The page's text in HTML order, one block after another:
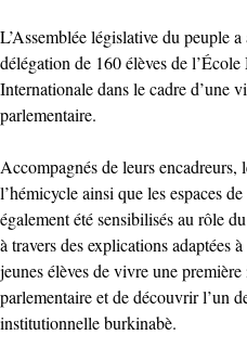
L’Assemblée législative du peuple
délégation de 160 élèves de
Internationale dans le cadre d’une
parlementaire.
Accompagnés de leurs
l’hémicycle ainsi que les espaces
également été sensibilisés au rôle
à travers des explications adaptées
jeunes élèves de vivre une
parlementaire et de découvrir l’un
institutionnelle burkinabè.